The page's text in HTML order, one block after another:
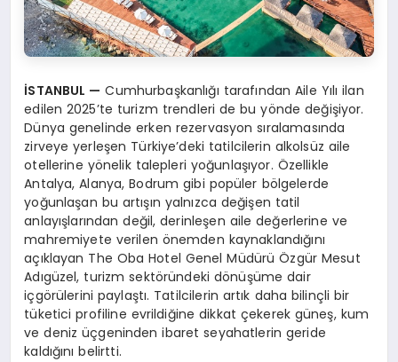
İSTANBUL — Cumhurbaşkanlığı tarafından Aile Yılı ilan
edilen 2025’te turizm trendleri de bu yönde değişiyor.
Dünya genelinde erken rezervasyon sıralamasında
zirveye yerleşen Türkiye’deki tatilcilerin alkolsüz aile
otellerine yönelik talepleri yoğunlaşıyor. Özellikle
Antalya, Alanya, Bodrum gibi popüler bölgelerde
yoğunlaşan bu artışın yalnızca değişen tatil
anlayışlarından değil, derinleşen aile değerlerine ve
mahremiyete verilen önemden kaynaklandığını
açıklayan The Oba Hotel Genel Müdürü Özgür Mesut
Adıgüzel, turizm sektöründeki dönüşüme dair
içgörülerini paylaştı. Tatilcilerin artık daha bilinçli bir
tüketici profiline evrildiğine dikkat çekerek güneş, kum
ve deniz üçgeninden ibaret seyahatlerin geride
kaldığını belirtti.